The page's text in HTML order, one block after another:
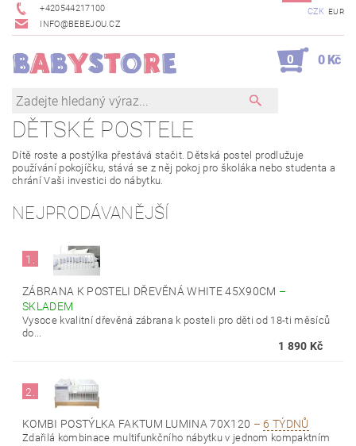
+420544217100
INFO@BEBEJOU.CZ
CZK EUR
0 0 Kč
DĚTSKÉ POSTELE
Dítě roste a postýlka přestává stačit. Dětská postel prodlužuje
používání pokojíčku, stává se z něj pokoj pro školáka nebo studenta a
chrání Vaši investici do nábytku.
NEJPRODÁVANĚJŠÍ
1.
ZÁBRANA K POSTELI DŘEVĚNÁ WHITE 45X90CM –
SKLADEM
Vysoce kvalitní dřevěná zábrana k posteli pro děti od 18-ti měsíců
do...
1 890 Kč
2.
KOMBI POSTÝLKA FAKTUM LUMINA 70X120 – 6 TÝDNŮ
Zdařilá kombinace multifunkčního nábytku v jednom kompaktním